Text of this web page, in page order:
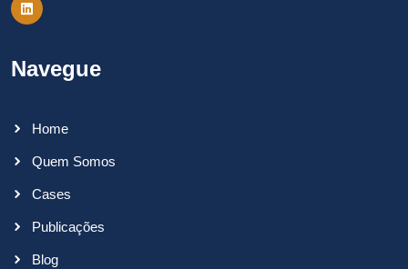
Navegue
Home
Quem Somos
Cases
Publicações
Blog